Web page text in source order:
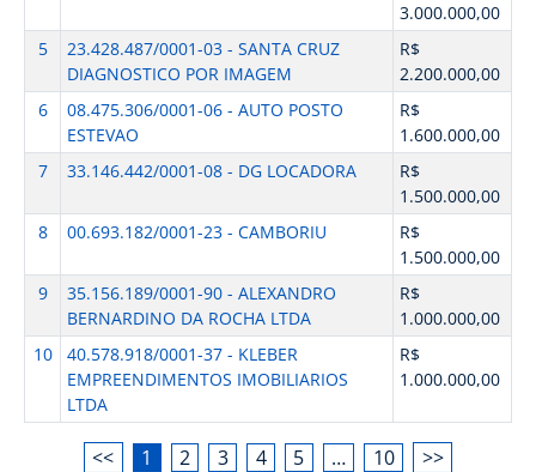
3.000.000,00
5
23.428.487/0001-03 - SANTA CRUZ
DIAGNOSTICO POR IMAGEM
R$
2.200.000,00
6
08.475.306/0001-06 - AUTO POSTO
ESTEVAO
R$
1.600.000,00
7
33.146.442/0001-08 - DG LOCADORA
R$
1.500.000,00
8
00.693.182/0001-23 - CAMBORIU
R$
1.500.000,00
9
35.156.189/0001-90 - ALEXANDRO
BERNARDINO DA ROCHA LTDA
R$
1.000.000,00
10
40.578.918/0001-37 - KLEBER
EMPREENDIMENTOS IMOBILIARIOS
LTDA
R$
1.000.000,00
<< 1 2 3 4 5 … 10 >>